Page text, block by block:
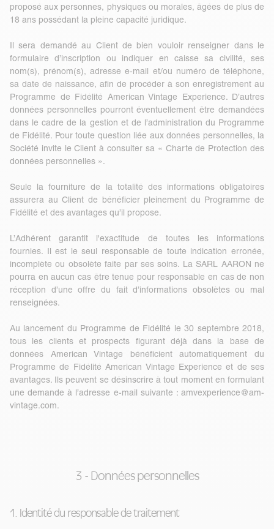
proposé aux personnes, physiques ou morales, âgées de plus de
18 ans possédant la pleine capacité juridique.
Il sera demandé au Client de bien vouloir renseigner dans le
formulaire d’inscription ou indiquer en caisse sa civilité, ses
nom(s), prénom(s), adresse e-mail et/ou numéro de téléphone,
sa date de naissance, afin de procéder à son enregistrement au
Programme de Fidélité American Vintage Experience. D’autres
données personnelles pourront éventuellement être demandées
dans le cadre de la gestion et de l’administration du Programme
de Fidélité. Pour toute question liée aux données personnelles, la
Société invite le Client à consulter sa « Charte de Protection des
données personnelles ».
Seule la fourniture de la totalité des informations obligatoires
assurera au Client de bénéficier pleinement du Programme de
Fidélité et des avantages qu’il propose.
L’Adhérent garantit l'exactitude de toutes les informations
fournies. Il est le seul responsable de toute indication erronée,
incomplète ou obsolète faite par ses soins. La SARL AARON ne
pourra en aucun cas être tenue pour responsable en cas de non
réception d’une offre du fait d’informations obsolètes ou mal
renseignées.
Au lancement du Programme de Fidélité le 30 septembre 2018,
tous les clients et prospects figurant déjà dans la base de
données American Vintage bénéficient automatiquement du
Programme de Fidélité American Vintage Experience et de ses
avantages. Ils peuvent se désinscrire à tout moment en formulant
une demande à l’adresse e-mail suivante : amvexperience@am-
vintage.com.
3 - Données personnelles
1. Identité du responsable de traitement